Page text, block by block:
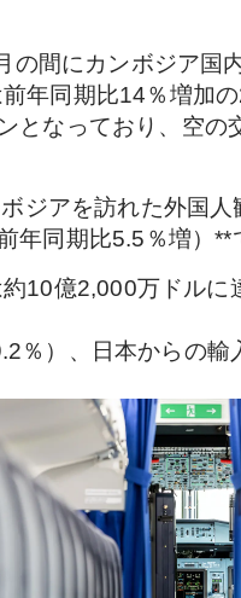
間にカンボジア国
年同期比14％増加
なっており、空の
ジアを訪れた外国
同期比5.5％増）**
10億2,000万ドルに
％）、日本からの